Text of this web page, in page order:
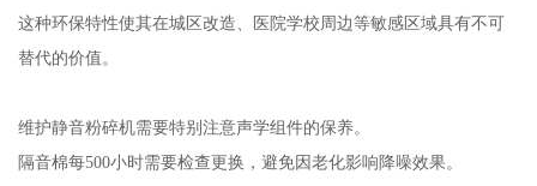
这种环保特性使其在城区改造、医院学校周边等敏感区域具有不可
替代的价值。
维护静音粉碎机需要特别注意声学组件的保养。
隔音棉每500小时需要检查更换，避免因老化影响降噪效果。